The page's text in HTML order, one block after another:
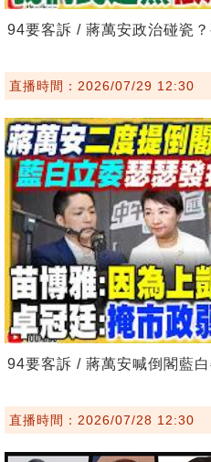
94要客訴 / 蔣萬安政治碰瓷
直播時間：2026/07/29 12:30
94要客訴 / 蔣萬安喊倒閣藍
直播時間：2026/07/28 12:30